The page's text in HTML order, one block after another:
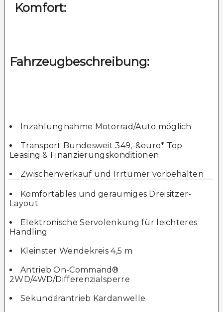
Komfort:
Fahrzeugbeschreibung:
Inzahlungnahme Motorrad/Auto möglich
Transport Bundesweit 349,-&euro* Top
Leasing & Finanzierungskonditionen
Zwischenverkauf und Irrtümer vorbehalten
Komfortables und geräumiges Dreisitzer-
Layout
Elektronische Servolenkung für leichteres
Handling
Kleinster Wendekreis 4,5 m
Antrieb On-Command®
2WD/4WD/Differenzialsperre
Sekundärantrieb Kardanwelle